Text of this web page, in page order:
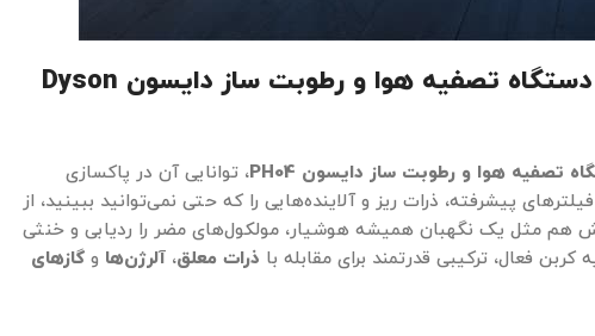
قدرت تصفیه بی‌نظیر با دستگاه تصفیه هوا و رطوبت ساز دایسون Dyson
تصفیه هوا و رطوبت ساز دایسون PH04، توانایی آن در پاکسازی
پیشرفته، ذرات ریز و آلاینده‌هایی را که حتی نمی‌توانید ببینید، از
هم مثل یک نگهبان همیشه هوشیار، مولکول‌های مضر را ردیابی و خنثی
ذرات معلق، آلرژن‌ها و گازهای